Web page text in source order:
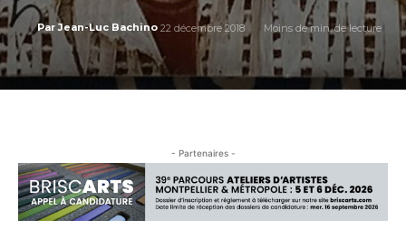
Par Jean-Luc Bachino 22 décembre 2018 Moins demin. de lecture
- Partenaires -